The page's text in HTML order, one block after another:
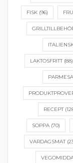
FISK(96)
LAKTOSFRITT(88)
RECEPT
SOPPA(70)
VARDAGSMAT